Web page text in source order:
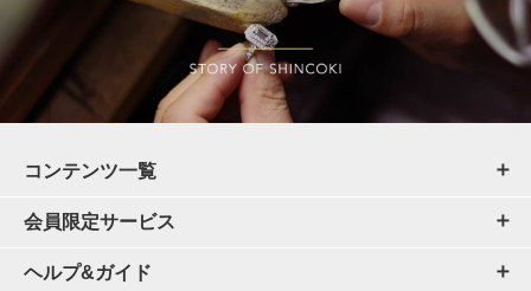
コンテンツ一覧
会員限定サービス
ヘルプ&ガイド